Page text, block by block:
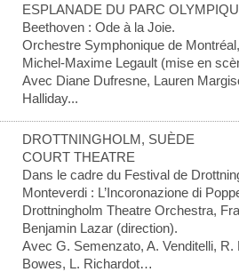
ESPLANADE DU PARC
Beethoven : Ode à la Joie.
Orchestre Symphonique de
Michel-Maxime Legault (mise en
Avec Diane Dufresne, Lauren
Halliday...
DROTTNINGHOLM, SUÈDE
COURT THEATRE
Dans le cadre du Festival de
Monteverdi : L’Incoronazione di
Drottningholm Theatre Orchestra,
Benjamin Lazar (direction).
Avec G. Semenzato, A. Venditelli, R.
Bowes, L. Richardot…